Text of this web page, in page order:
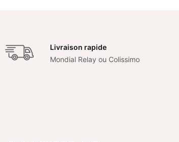
Livraison rapide
Mondial Relay ou Colissimo